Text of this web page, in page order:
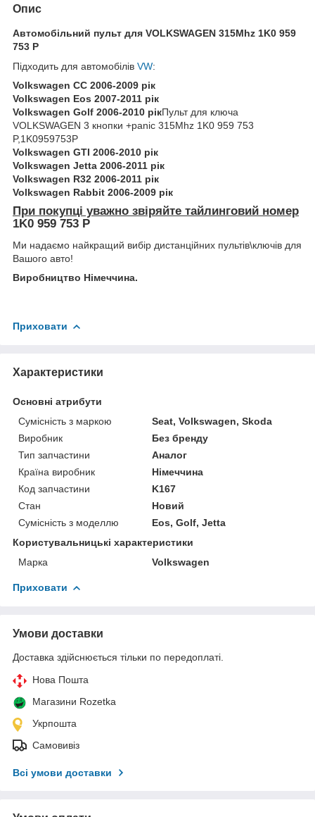
Опис
Автомобільний пульт для VOLKSWAGEN 315Mhz 1K0 959
753 P
Підходить для автомобілів VW:
Volkswagen CC 2006-2009 рік
Volkswagen Eos 2007-2011 рік
Volkswagen Golf 2006-2010 рікПульт для ключа
VOLKSWAGEN 3 кнопки +panic 315Mhz 1K0 959 753
P,1K0959753P
Volkswagen GTI 2006-2010 рік
Volkswagen Jetta 2006-2011 рік
Volkswagen R32 2006-2011 рік
Volkswagen Rabbit 2006-2009 рік
При покупці уважно звіряйте тайлинговий номер
1K0 959 753 P
Ми надаємо найкращий вибір дистанційних пультів\ключів для
Вашого авто!
Виробництво Німеччина.
Приховати
Характеристики
Основні атрибути
Сумісність з маркою
Seat, Volkswagen, Skoda
Виробник
Без бренду
Тип запчастини
Аналог
Країна виробник
Німеччина
Код запчастини
K167
Стан
Новий
Сумісність з моделлю
Eos, Golf, Jetta
Користувальницькі характеристики
Марка
Volkswagen
Приховати
Умови доставки
Доставка здійснюється тільки по передоплаті.
Нова Пошта
Магазини Rozetka
Укрпошта
Самовивіз
Всі умови доставки